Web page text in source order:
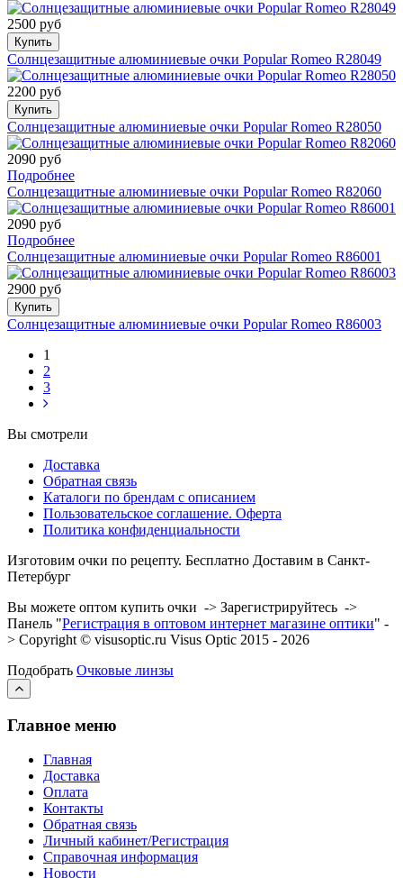
2500 руб
Купить
Солнцезащитные алюминиевые очки Popular Romeo R28049
2200 руб
Купить
Солнцезащитные алюминиевые очки Popular Romeo R28050
2090 руб
Подробнее
Солнцезащитные алюминиевые очки Popular Romeo R82060
2090 руб
Подробнее
Солнцезащитные алюминиевые очки Popular Romeo R86001
2900 руб
Купить
Солнцезащитные алюминиевые очки Popular Romeo R86003
1
2
3
Вы смотрели
Доставка
Обратная связь
Каталоги по брендам с описанием
Пользовательское соглашение. Оферта
Политика конфиденциальности
Изготовим очки по рецепту. Бесплатно Доставим в Санкт-
Петербург
Вы можете оптом купить очки -> Зарегистрируйтесь ->
Панель "Регистрация в оптовом интернет магазине оптики" -
> Copyright © visusoptic.ru Visus Optic 2015 - 2026
Подобрать Очковые линзы
Главное меню
Главная
Доставка
Оплата
Контакты
Обратная связь
Личный кабинет/Регистрация
Справочная информация
Новости